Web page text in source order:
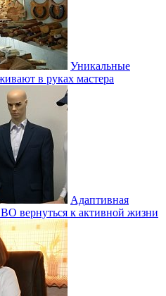
Уникальные
в руках мастера
Адаптивная
вернуться к активной жизни